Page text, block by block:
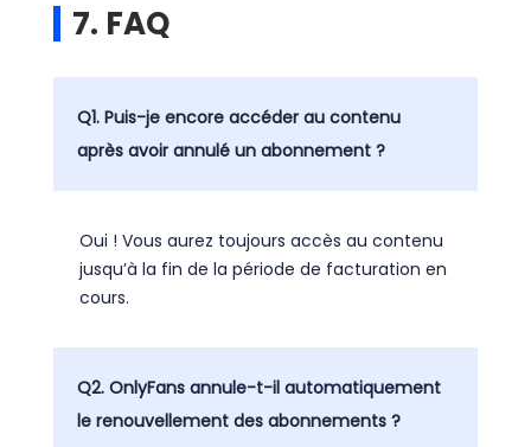
7. FAQ
Q1. Puis-je encore accéder au contenu
après avoir annulé un abonnement ?
Oui ! Vous aurez toujours accès au contenu
jusqu’à la fin de la période de facturation en
cours.
Q2. OnlyFans annule-t-il automatiquement
le renouvellement des abonnements ?